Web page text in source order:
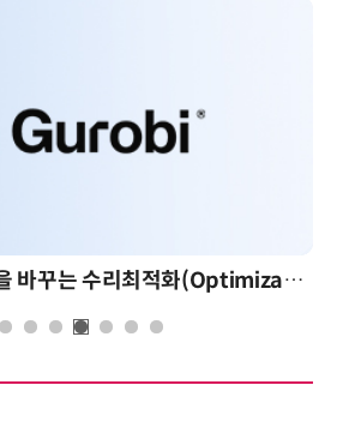
AI 시대의 의사결정을 바꾸는 수리최적화(Optimization): 실제 산업 적용 사례와 활용 전략